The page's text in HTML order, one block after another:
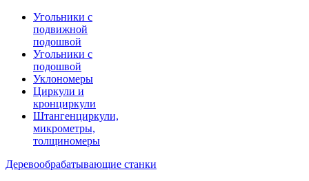
Угольники с
подвижной
подошвой
Угольники с
подошвой
Уклономеры
Циркули и
кронциркули
Штангенциркули,
микрометры,
толщиномеры
Деревообрабатывающие станки